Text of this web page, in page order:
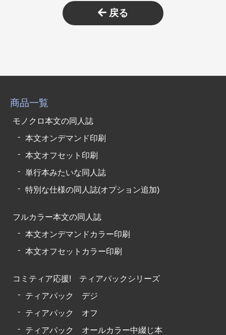
戻る
商品一覧
モノクロ本文の同人誌
本文オンデマンド印刷
本文オフセット印刷
単行本みたいな同人誌
特別な仕様の同人誌(オプション追加)
フルカラー本文の同人誌
本文オンデマンドカラー印刷
本文オフセットカラー印刷
コミティア応援! ティアパックシリーズ
ティアパック デジ
ティアパック オフ
ティアパック オールカラー中綴じ本